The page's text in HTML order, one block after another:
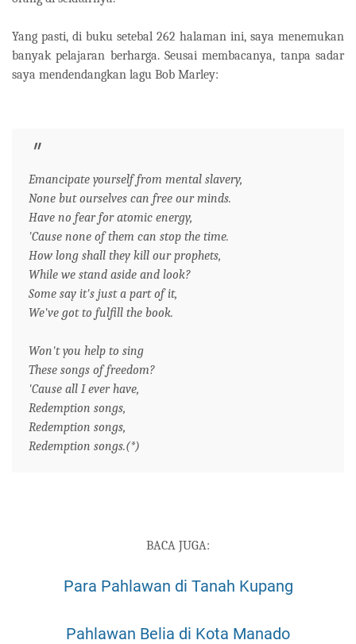
Yang pasti, di buku setebal 262 halaman ini, saya menemukan
banyak pelajaran berharga. Seusai membacanya, tanpa sadar
saya mendendangkan lagu Bob Marley:
Emancipate yourself from mental slavery,
None but ourselves can free our minds.
Have no fear for atomic energy,
'Cause none of them can stop the time.
How long shall they kill our prophets,
While we stand aside and look?
Some say it's just a part of it,
We've got to fulfill the book.
Won't you help to sing
These songs of freedom?
'Cause all I ever have,
Redemption songs,
Redemption songs,
Redemption songs.(*)
BACA JUGA:
Para Pahlawan di Tanah Kupang
Pahlawan Belia di Kota Manado